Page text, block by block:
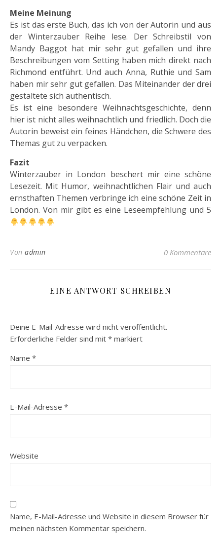
Meine Meinung
Es ist das erste Buch, das ich von der Autorin und aus
der Winterzauber Reihe lese. Der Schreibstil von
Mandy Baggot hat mir sehr gut gefallen und ihre
Beschreibungen vom Setting haben mich direkt nach
Richmond entführt. Und auch Anna, Ruthie und Sam
haben mir sehr gut gefallen. Das Miteinander der drei
gestaltete sich authentisch.
Es ist eine besondere Weihnachtsgeschichte, denn
hier ist nicht alles weihnachtlich und friedlich. Doch die
Autorin beweist ein feines Händchen, die Schwere des
Themas gut zu verpacken.
Fazit
Winterzauber in London beschert mir eine schöne
Lesezeit. Mit Humor, weihnachtlichen Flair und auch
ernsthaften Themen verbringe ich eine schöne Zeit in
London. Von mir gibt es eine Leseempfehlung und 5
Von admin 0 Kommentare
EINE ANTWORT SCHREIBEN
Deine E-Mail-Adresse wird nicht veröffentlicht.
Erforderliche Felder sind mit * markiert
Name *
E-Mail-Adresse *
Website
Name, E-Mail-Adresse und Website in diesem Browser für
meinen nächsten Kommentar speichern.